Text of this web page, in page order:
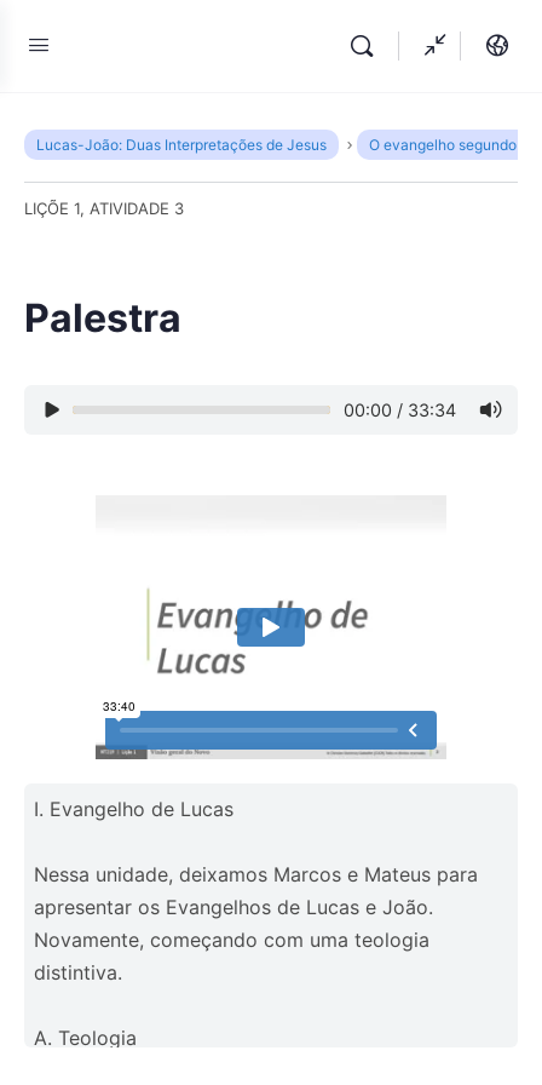
Lucas-João: Duas Interpretações de Jesus O evangelho segundo
LIÇÕE 1, ATIVIDADE 3
Palestra
00:00 / 33:34
I. Evangelho de Lucas
Nessa unidade, deixamos Marcos e Mateus para
apresentar os Evangelhos de Lucas e João.
Novamente, começando com uma teologia
distintiva.
A. Teologia